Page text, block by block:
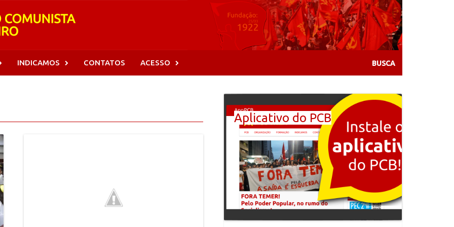
INDICAMOS CONTATOS ACESSO
Aplicativo do PCB